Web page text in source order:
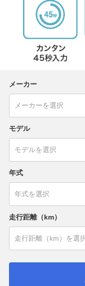
メーカー
モデル
年式
走行距離（km）